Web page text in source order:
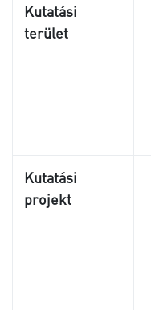
Kutatási
terület
Kutatási
projekt